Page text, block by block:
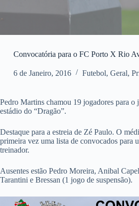
Convocatória para o FC Porto X Rio
6 de Janeiro, 2016 Futebol, Geral,
Pedro Martins chamou 19 jogadores para o
estádio do “Dragão”.
Destaque para a estreia de Zé Paulo. O
primeira vez uma lista de convocados para
treinador.
Ausentes estão Pedro Moreira, Anibal
Tarantini e Bressan (1 jogo de suspensão).